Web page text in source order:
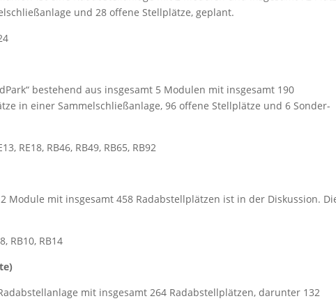
und 28 offene Stellplätze, geplant.
bestehend aus insgesamt 5 Modulen mit insgesamt 190
in einer Sammelschließanlage, 96­ offene Stellplätze und 6 Sonder-
RE18, RB46, RB49, RB65, RB92
Module mit insgesamt 458 Radabstellplätzen ist in der Diskussion.
RB10, RB14
mit insgesamt 264 Radabstellplätzen, darunter 132